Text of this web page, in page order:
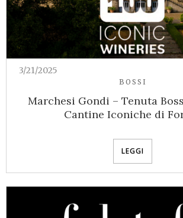
3/21/2025
BOSSI
Marchesi Gondi – Tenuta
Cantine Iconiche di
LEGGI